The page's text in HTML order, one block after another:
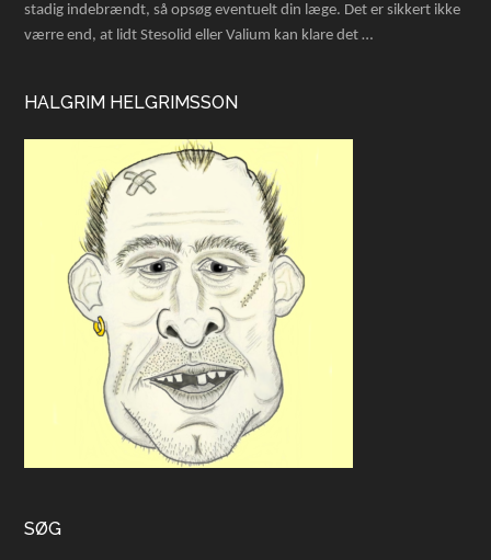
stadig indebrændt, så opsøg eventuelt din læge. Det er sikkert ikke
værre end, at lidt Stesolid eller Valium kan klare det …
HALGRIM HELGRIMSSON
SØG